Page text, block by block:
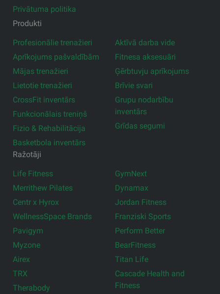
Privātuma politika
Produkti
Profesionālie trenažieri
Aprīkojums pašvaldībām
Mājas trenažieri
Lietotie trenažieri
CrossFit inventārs
Funkcionālais treniņš
Fizio & Rehabilitācija
Basketbola inventārs
Aktīvā darba vide
Fitnesa aksesuāri
Ģērbtuvju aprīkojums
Brīvie svari
Grupu nodarbību
inventārs
Grīdas segumi
Ražotāji
Life Fitness
Merrithew Pilates
Centr x Hyrox
WellnessSpace Brands
Pavigym
Myzone
Airex
TRX
Therabody
GymNext
Dynamax
Jordan Fitness
Franziski Sports
Perform Better
BearFitness
Titan Life
Cascade Health and
Fitness